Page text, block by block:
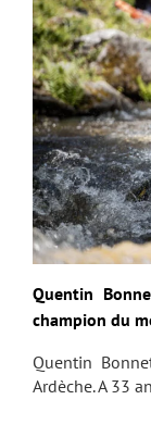
Quentin
champion du
Quentin
Ardèche. A 33